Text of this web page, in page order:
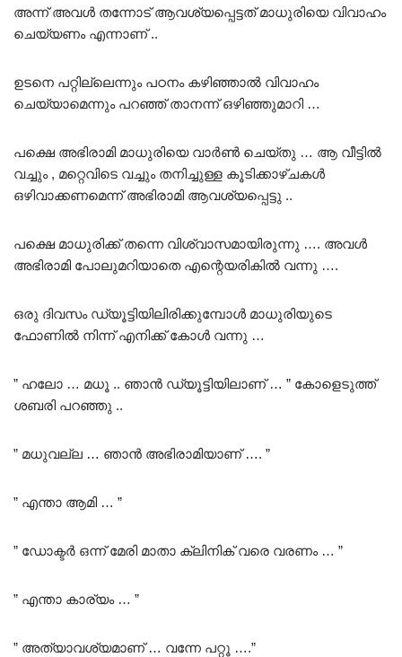
അന്ന് അവൾ തന്നോട് ആവശ്യപ്പെട്ടത് മാധുരിയെ വിവാഹം
ചെയ്യണം എന്നാണ് ..
ഉടനെ പറ്റില്ലെന്നും പഠനം കഴിഞ്ഞാൽ വിവാഹം
ചെയ്യാമെന്നും പറഞ്ഞ് താനന്ന് ഒഴിഞ്ഞുമാറി …
പക്ഷെ അഭിരാമി മാധുരിയെ വാർൺ ചെയ്തു … ആ വീട്ടിൽ
വച്ചും , മറ്റെവിടെ വച്ചും തനിച്ചുള്ള കൂടിക്കാഴ്ചകൾ
ഒഴിവാക്കണമെന്ന് അഭിരാമി ആവശ്യപ്പെട്ടു ..
പക്ഷെ മാധുരിക്ക് തന്നെ വിശ്വാസമായിരുന്നു …. അവൾ
അഭിരാമി പോലുമറിയാതെ എന്റെയരികിൽ വന്നു ….
ഒരു ദിവസം ഡ്യൂട്ടിയിലിരിക്കുമ്പോൾ മാധുരിയുടെ
ഫോണിൽ നിന്ന് എനിക്ക് കോൾ വന്നു …
” ഹലോ … മധൂ .. ഞാൻ ഡ്യൂട്ടിയിലാണ് … ” കോളെടുത്ത്
ശബരി പറഞ്ഞു ..
” മധുവല്ല … ഞാൻ അഭിരാമിയാണ് …. ”
” എന്താ ആമി … ”
” ഡോക്ടർ ഒന്ന് മേരി മാതാ ക്ലിനിക് വരെ വരണം … ”
” എന്താ കാര്യം … ”
” അത്യാവശ്യമാണ് … വന്നേ പറ്റൂ ….”